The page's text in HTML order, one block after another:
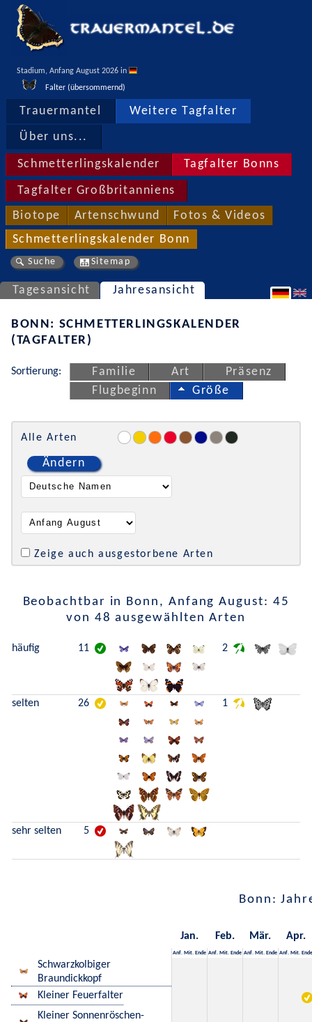
Stadium, Anfang August 2026 in
Falter (übersommernd)
Trauermantel Weitere Tagfalter
Über uns...
Schmetterlingskalender Tagfalter Bonns
Tagfalter Großbritanniens
Biotope Artenschwund Fotos & Videos
Schmetterlingskalender Bonn
Suche Sitemap
Tagesansicht Jahresansicht
BONN: SCHMETTERLINGSKALENDER
(TAGFALTER)
Sortierung: Familie Art
Präsenz
Flugbeginn
Größe
Alle Arten
Ändern
Zeige auch ausgestorbene Arten
Beobachtbar in Bonn, Anfang August: 45
von 48 ausgewählten Arten
häufig 11 2
selten 26 1
sehr selten 5
Bonn:
Jan. Feb. Mär. Apr.
Anf. Mit. Ende Anf. Mit. Ende Anf. Mit. Ende Anf. Mit. Ende
Schwarzkolbiger
Braundickkopf
Kleiner Feuerfalter
Kleiner Sonnenröschen-